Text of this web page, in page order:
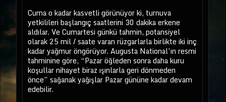
Cuma o kadar kasvetli görünüyor ki, turnuva
yetkilileri başlangıç saatlerini 30 dakika erkene
aldılar. Ve Cumartesi günkü tahmin, potansiyel
olarak 25 mil / saate varan rüzgarlarla birlikte iki inç
kadar yağmur öngörüyor. Augusta National’ın resmi
tahminine göre, “Pazar öğleden sonra daha kuru
koşullar nihayet biraz ışınlarla geri dönmeden
önce” sağanak yağışlar Pazar gününe kadar devam
edebilir.